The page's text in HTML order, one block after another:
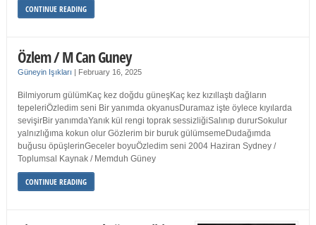
CONTINUE READING
Özlem / M Can Guney
Güneyin Işıkları | February 16, 2025
Bilmiyorum gülümKaç kez doğdu güneşKaç kez kızıllaştı dağların
tepeleriÖzledim seni Bir yanımda okyanusDuramaz işte öylece kıyılarda
sevişirBir yanımdaYanık kül rengi toprak sessizliğiSalınıp dururSokulur
yalnızlığıma kokun olur Gözlerim bir buruk gülümsemeDudağımda
buğusu öpüşlerinGeceler boyuÖzledim seni 2004 Haziran Sydney /
Toplumsal Kaynak / Memduh Güney
CONTINUE READING